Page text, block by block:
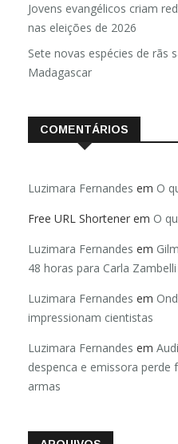
Jovens evangélicos criam
nas eleições de 2026
Sete novas espécies de rãs
Madagascar
COMENTÁRIOS
Luzimara Fernandes em O
Free URL Shortener em O
Luzimara Fernandes em
48 horas para Carla
Luzimara Fernandes em
impressionam cientistas
Luzimara Fernandes em
despenca e emissora perde
armas